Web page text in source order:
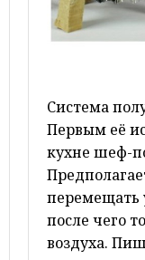
Система
Первым её
кухне шеф-
перемещать
после чего
воздуха.